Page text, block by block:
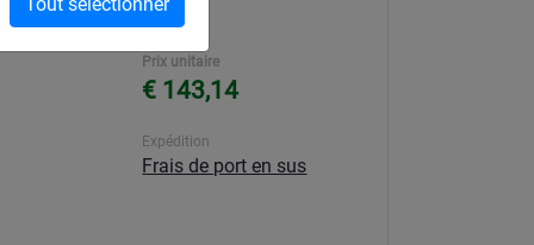
8081
Prix unitaire
€ 143,14
Expédition
Frais de port en sus